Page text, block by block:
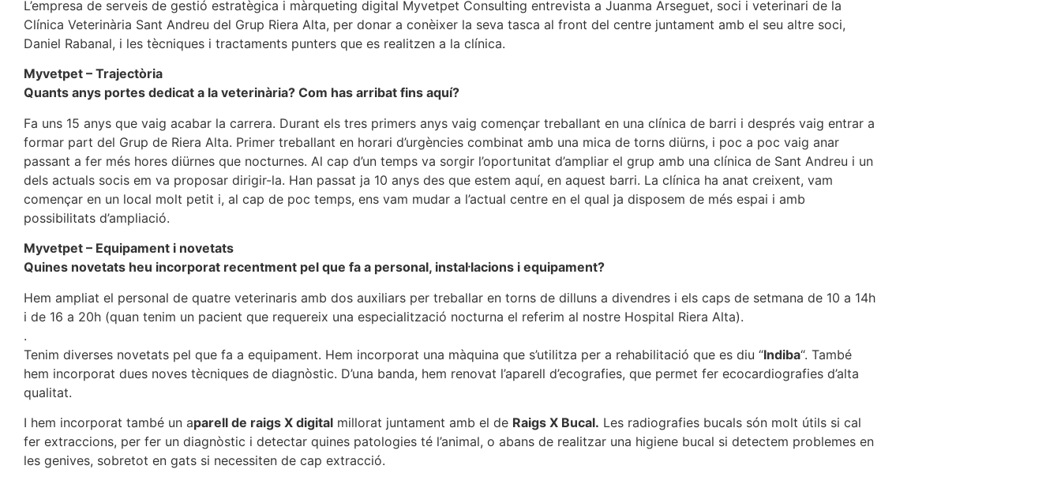
L’empresa de serveis de gestió estratègica i màrqueting digital Myvetpet Consulting entrevista a Juanma Arseguet, soci i veterinari de la
Clínica Veterinària Sant Andreu del Grup Riera Alta, per donar a conèixer la seva tasca al front del centre juntament amb el seu altre soci,
Daniel Rabanal, i les tècniques i tractaments punters que es realitzen a la clínica.
Myvetpet – Trajectòria
Quants anys portes dedicat a la veterinària? Com has arribat fins aquí?
Fa uns 15 anys que vaig acabar la carrera. Durant els tres primers anys vaig començar treballant en una clínica de barri i després vaig entrar a
formar part del Grup de Riera Alta. Primer treballant en horari d’urgències combinat amb una mica de torns diürns, i poc a poc vaig anar
passant a fer més hores diürnes que nocturnes. Al cap d’un temps va sorgir l’oportunitat d’ampliar el grup amb una clínica de Sant Andreu i un
dels actuals socis em va proposar dirigir-la. Han passat ja 10 anys des que estem aquí, en aquest barri. La clínica ha anat creixent, vam
començar en un local molt petit i, al cap de poc temps, ens vam mudar a l’actual centre en el qual ja disposem de més espai i amb
possibilitats d’ampliació.
Myvetpet – Equipament i novetats
Quines novetats heu incorporat recentment pel que fa a personal, instal·lacions i equipament?
Hem ampliat el personal de quatre veterinaris amb dos auxiliars per treballar en torns de dilluns a divendres i els caps de setmana de 10 a 14h
i de 16 a 20h (quan tenim un pacient que requereix una especialització nocturna el referim al nostre Hospital Riera Alta).
.
Tenim diverses novetats pel que fa a equipament. Hem incorporat una màquina que s’utilitza per a rehabilitació que es diu “Indiba“. També
hem incorporat dues noves tècniques de diagnòstic. D’una banda, hem renovat l’aparell d’ecografies, que permet fer ecocardiografies d’alta
qualitat.
I hem incorporat també un aparell de raigs X digital millorat juntament amb el de Raigs X Bucal. Les radiografies bucals són molt útils si cal
fer extraccions, per fer un diagnòstic i detectar quines patologies té l’animal, o abans de realitzar una higiene bucal si detectem problemes en
les genives, sobretot en gats si necessiten de cap extracció.